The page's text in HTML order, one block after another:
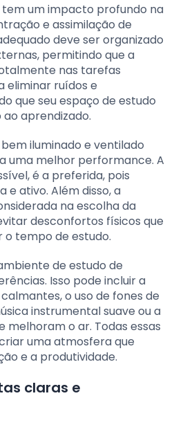
um impacto profundo na
e assimilação de
deve ser organizado
permitindo que a
nas tarefas
eliminar ruídos e
que seu espaço de estudo
aprendizado.
iluminado e ventilado
uma melhor performance. A
é a preferida, pois
ativo. Além disso, a
na escolha da
desconfortos físicos que
tempo de estudo.
de estudo de
Isso pode incluir a
o uso de fones de
instrumental suave ou a
melhoram o ar. Todas essas
uma atmosfera que
e a produtividade.
claras e